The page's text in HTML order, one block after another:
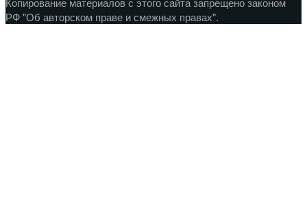
РФ "Об авторском праве и смежных правах".